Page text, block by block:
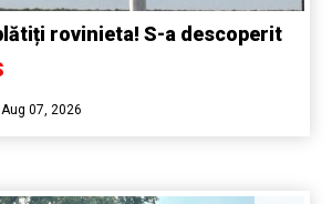
rovinieta! S-a descoperit
Aug 07, 2026